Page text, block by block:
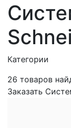
Категории
26 товаров
Заказать